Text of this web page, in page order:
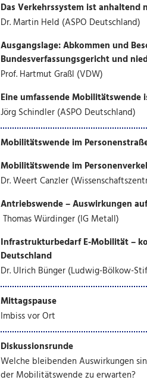
Das Verkehrssystem ist anhaltend
Dr. Martin Held (ASPO Deutschland)
Ausgangslage: Abkommen und
Bundesverfassungsgericht und
Prof. Hartmut Graßl (VDW)
Eine umfassende
Jörg Schindler (ASPO Deutschland)
Mobilitätswende im
Mobilitätswende im
Dr. Weert Canzler
Antriebswende – Auswirkungen
Thomas Würdinger (IG Metall)
Infrastrukturbedarf E-Mobilität –
Deutschland
Dr. Ulrich Bünger (Ludwig-Bölkow-
Mittagspause
Imbiss vor Ort
Diskussionsrunde
Welche bleibenden Auswirkungen
der Mobilitätswende zu erwarten?